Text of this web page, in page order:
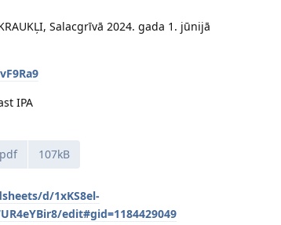
Salacgrīvā 2024. gada 1. jūnijā
IPA
107kB
d/1xKS8el-
edit#gid=1184429049